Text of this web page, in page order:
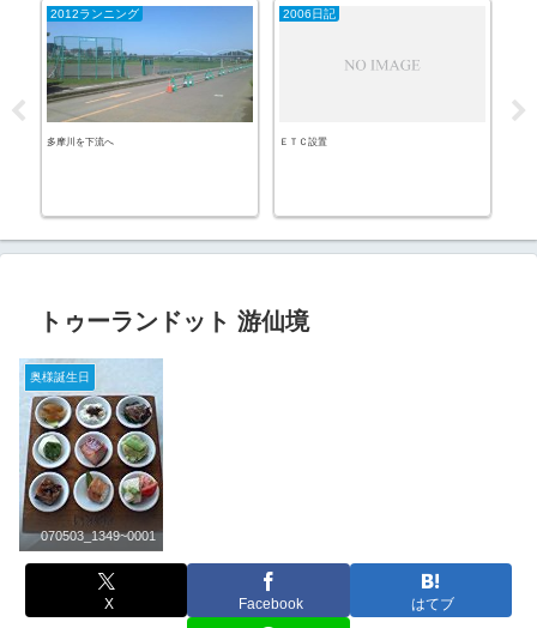
2012ランニング
多摩川を下流へ
2006日記
ＥＴＣ設置
トゥーランドット 游仙境
奥様誕生日
070503_1349~0001
X Facebook はてブ